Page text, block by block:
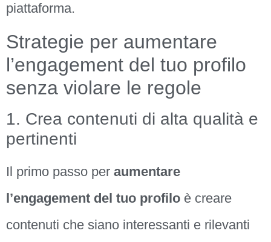
piattaforma.
Strategie per aumentare
l’engagement del tuo profilo
senza violare le regole
1. Crea contenuti di alta qualità e
pertinenti
Il primo passo per aumentare
l’engagement del tuo profilo è creare
contenuti che siano interessanti e rilevanti